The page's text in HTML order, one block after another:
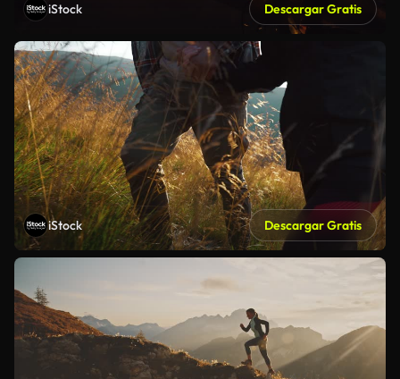
iStock Descargar Gratis
iStock Descargar Gratis